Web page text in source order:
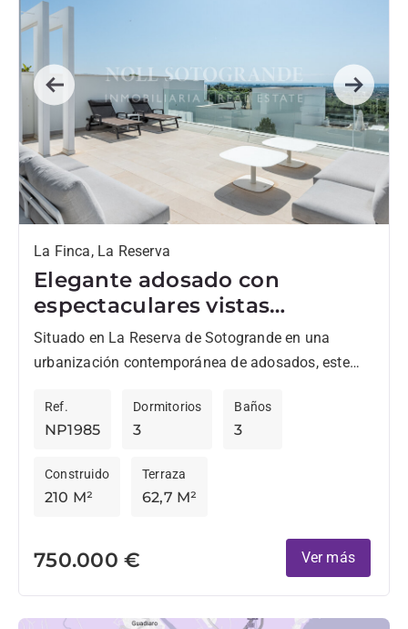
Previous Next
La Finca, La Reserva
Elegante adosado con
espectaculares vistas
panorámicas hasta el mar
Situado en La Reserva de Sotogrande en una
urbanización contemporánea de adosados, este
privilegiada ubicación y sus impresionantes...
NP1985
Ref.
3
Dormitorios
3
Baños
210 M²
Construido
62,7 M²
Terraza
750.000 € Ver más